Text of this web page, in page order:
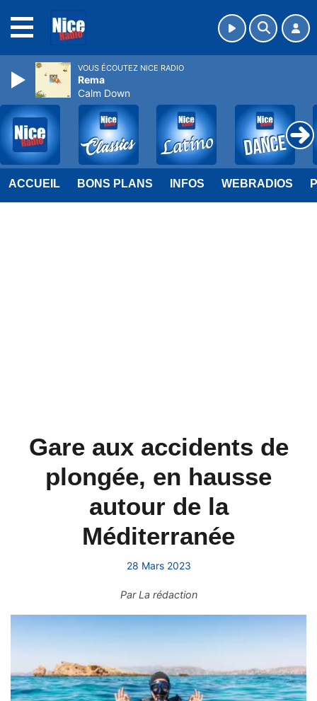
ACCUEIL BONS PLANS INFOS WEBRADIOS
Gare aux accidents de
plongée, en hausse
autour de la
Méditerranée
28 Mars 2023
ParLa rédaction
VOUS ÉCOUTEZ NICE RADIO
Rema
Calm Down